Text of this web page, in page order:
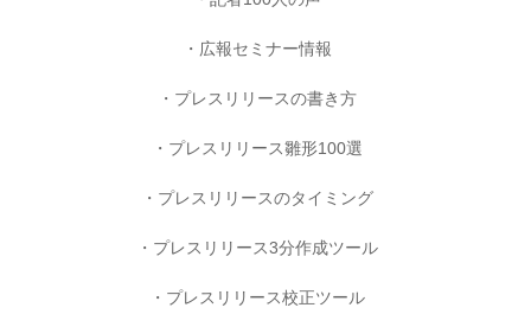
広報セミナー情報
プレスリリースの書き方
プレスリリース雛形100選
プレスリリースのタイミング
プレスリリース3分作成ツール
プレスリリース校正ツール